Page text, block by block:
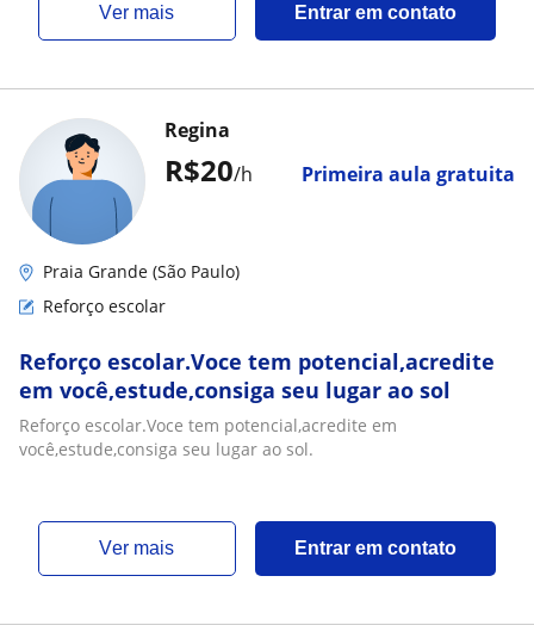
ver mais Entrar em contato
R$20/h Primeira aula gratuita
Regina
Praia Grande (São Paulo)
Reforço escolar
Reforço escolar.Voce tem potencial,acredite
em você,estude,consiga seu lugar ao sol
Reforço escolar.Voce tem potencial,acredite em
você,estude,consiga seu lugar ao sol.
ver mais Entrar em contato